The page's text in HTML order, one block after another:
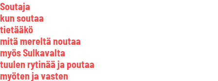
Soutaja
kun soutaa
tietääkö
mitä mereltä noutaa
myös Sulkavalta
tuulen rytinää ja poutaa
myöten ja vasten